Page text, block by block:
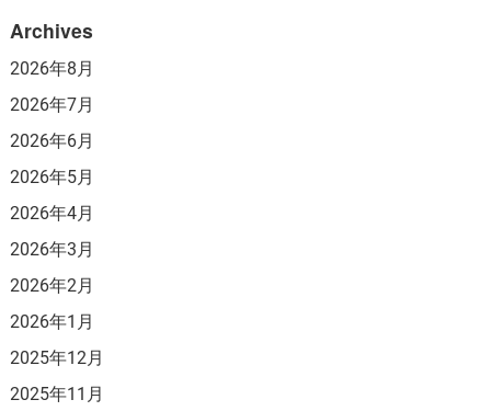
Archives
2026年8月
2026年7月
2026年6月
2026年5月
2026年4月
2026年3月
2026年2月
2026年1月
2025年12月
2025年11月